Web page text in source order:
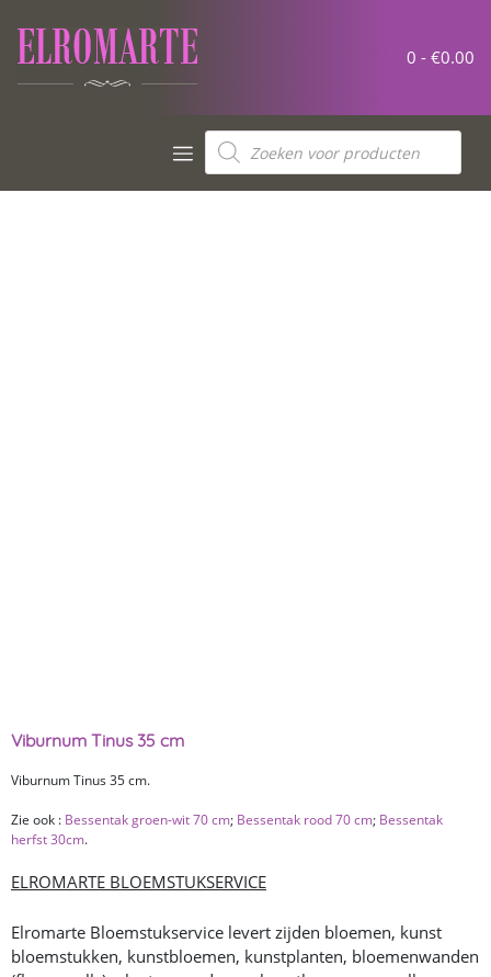
0 - €0.00
Viburnum Tinus 35 cm
Viburnum Tinus 35 cm.
Zie ook : Bessentak groen-wit 70 cm; Bessentak rood 70 cm; Bessentak
herfst 30cm.
ELROMARTE BLOEMSTUKSERVICE
Elromarte Bloemstukservice levert zijden bloemen, kunst
bloemstukken, kunstbloemen, kunstplanten, bloemenwanden